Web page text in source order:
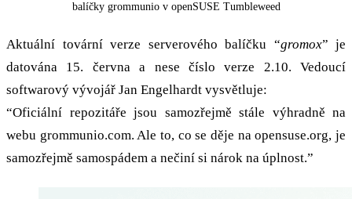
balíčky grommunio v openSUSE Tumbleweed
Aktuální tovární verze serverového balíčku “gromox” je
datována 15. června a nese číslo verze 2.10. Vedoucí
softwarový vývojář Jan Engelhardt vysvětluje:
“Oficiální repozitáře jsou samozřejmě stále výhradně na
webu grommunio.com. Ale to, co se děje na opensuse.org, je
samozřejmě samospádem a nečiní si nárok na úplnost.”